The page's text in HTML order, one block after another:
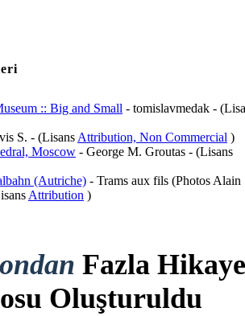
:: Big and Small - tomislavmedak -
S. - (Lisans Attribution, Non Commercial )
Moscow - George M. Groutas - (Lisans
(Autriche) - Trams aux fils (Photos Alain
Attribution )
Fazla Hikaye
Oluşturuldu